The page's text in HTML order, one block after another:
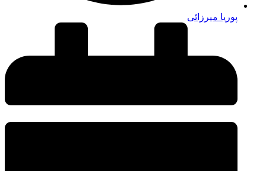
پوریا میرزائی